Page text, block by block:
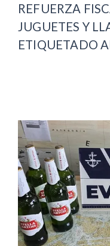
REFUERZA
JUGUETES Y
ETIQUETADO